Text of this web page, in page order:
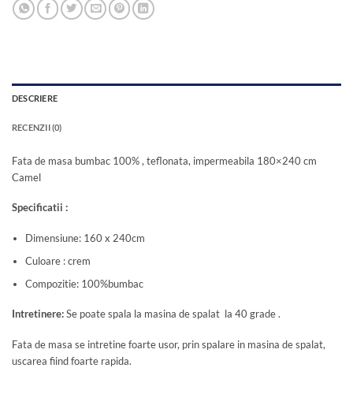
DESCRIERE
RECENZII (0)
Fata de masa bumbac 100% , teflonata, impermeabila 180×240 cm
Camel
Specificatii :
Dimensiune: 160 x 240cm
Culoare : crem
Compozitie: 100%bumbac
Intretinere:Se poate spala la masina de spalat la 40 grade .
Fata de masa se intretine foarte usor, prin spalare in masina de spalat,
uscarea fiind foarte rapida.